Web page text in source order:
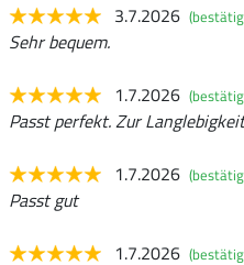
3.7.2026
Sehr bequem.
1.7.2026
Passt perfekt. Zur
1.7.2026
Passt gut
1.7.2026